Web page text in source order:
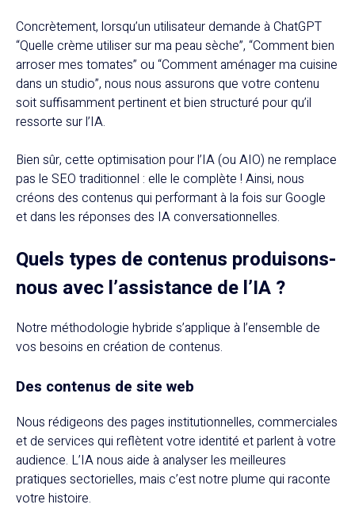
Concrètement, lorsqu’un utilisateur demande à ChatGPT
“Quelle crème utiliser sur ma peau sèche”, “Comment bien
arroser mes tomates” ou “Comment aménager ma cuisine
dans un studio”, nous nous assurons que votre contenu
soit suffisamment pertinent et bien structuré pour qu’il
ressorte sur l’IA.
Bien sûr, cette optimisation pour l’IA (ou AIO) ne remplace
pas le SEO traditionnel : elle le complète ! Ainsi, nous
créons des contenus qui performant à la fois sur Google
et dans les réponses des IA conversationnelles.
Quels types de contenus produisons-
nous avec l’assistance de l’IA ?
Notre méthodologie hybride s’applique à l’ensemble de
vos besoins en création de contenus.
Des contenus de site web
Nous rédigeons des pages institutionnelles, commerciales
et de services qui reflètent votre identité et parlent à votre
audience. L’IA nous aide à analyser les meilleures
pratiques sectorielles, mais c’est notre plume qui raconte
votre histoire.